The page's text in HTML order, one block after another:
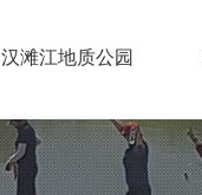
汉滩江地质公园